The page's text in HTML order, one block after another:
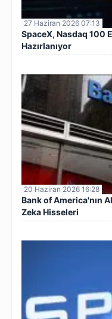
27 Haziran 2026 07:13
SpaceX, Nasdaq 100
Hazırlanıyor
20 Haziran 2026 16:28
Bank of America'nın
Zeka Hisseleri